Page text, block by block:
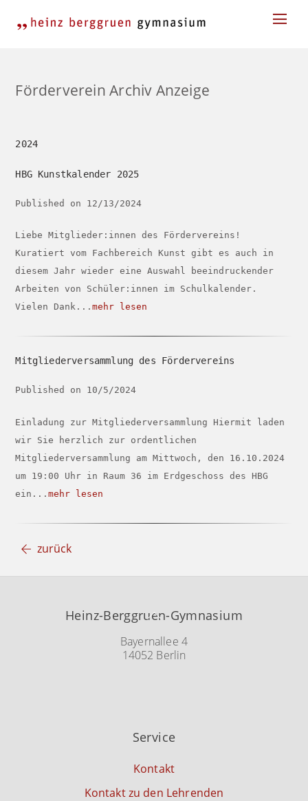
Förderverein Archiv Anzeige
2024
HBG Kunstkalender 2025
Published on 12/13/2024
Liebe Mitglieder:innen des Fördervereins!
Kuratiert vom Fachbereich Kunst gibt es auch in
diesem Jahr wieder eine Auswahl beeindruckender
Arbeiten von Schüler:innen im Schulkalender.
Vielen Dank...mehr lesen
Mitgliederversammlung des Fördervereins
Published on 10/5/2024
Einladung zur Mitgliederversammlung Hiermit laden
wir Sie herzlich zur ordentlichen
Mitgliederversammlung am Mittwoch, den 16.10.2024
um 19:00 Uhr in Raum 36 im Erdgeschoss des HBG
ein...mehr lesen
zurück
Back
Top
Heinz-Berggruen-Gymnasium
Bayernallee 4
14052 Berlin
Service
Kontakt
Kontakt zu den Lehrenden